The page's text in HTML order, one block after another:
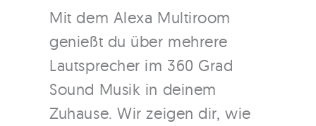
Mit dem Alexa Multiroom
genießt du über mehrere
Lautsprecher im 360 Grad
Sound Musik in deinem
Zuhause. Wir zeigen dir, wie